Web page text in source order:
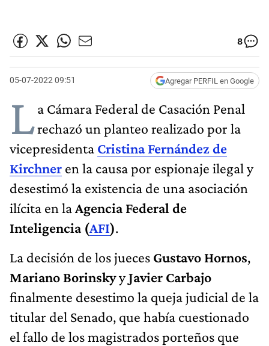
8
05-07-2022 09:51 Agregar PERFIL en Google
La Cámara Federal de Casación Penal
rechazó un planteo realizado por la
vicepresidenta Cristina Fernández de
Kirchner en la causa por espionaje ilegal y
desestimó la existencia de una asociación
ilícita en laAgencia Federal de
Inteligencia (AFI).
La decisión de los jueces Gustavo Hornos,
Mariano BorinskyyJavier Carbajo
finalmente desestimo la queja judicial de la
titular del Senado, que había cuestionado
el fallo de los magistrados porteños que